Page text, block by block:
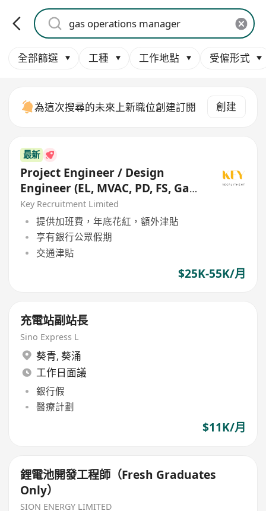
全部篩選 工種 工作地點 受僱形式
為這次搜尋的未來上新職位創建訂閱 創建
最新
Project Engineer / Design
Engineer (EL, MVAC, PD, FS, Gas,
Mechanical)
Key Recruitment Limited
提供加班費，年底花紅，額外津貼
享有銀行公眾假期
交通津貼
$25K-55K/月
充電站副站長
Sino Express L
葵青, 葵涌
工作日面議
銀行假
醫療計劃
$11K/月
鋰電池開發工程師（Fresh Graduates
Only）
SION ENERGY LIMITED